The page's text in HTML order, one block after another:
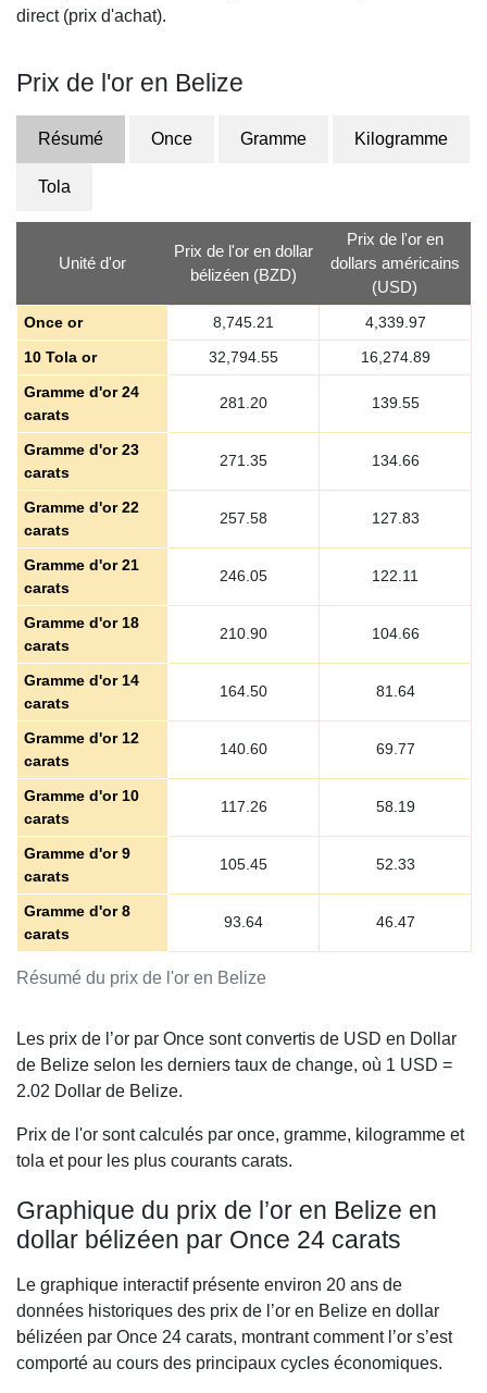
direct (prix d'achat).
Prix de l'or en Belize
Résumé Once Gramme Kilogramme
Tola
Résumé du prix de l'or en Belize
Unité d'or
Prix de l'or en dollar
bélizéen (BZD)
Prix de l'or en
dollars américains
(USD)
Once or 8,745.21
4,339.97
10 Tola or
32,794.55
16,274.89
Gramme d'or 24
carats
281.20 139.55
Gramme d'or 23
carats
271.35 134.66
Gramme d'or 22
carats
257.58 127.83
Gramme d'or 21
carats
246.05 122.11
Gramme d'or 18
carats
210.90 104.66
Gramme d'or 14
carats
164.50 81.64
Gramme d'or 12
carats
140.60 69.77
Gramme d'or 10
carats
117.26 58.19
Gramme d'or 9
carats
105.45 52.33
Gramme d'or 8
carats
93.64 46.47
Les prix de l’or par Once sont convertis de USD en Dollar
de Belize selon les derniers taux de change, où 1 USD =
2.02 Dollar de Belize.
Prix de l'or sont calculés par once, gramme, kilogramme et
tola et pour les plus courants carats.
Graphique du prix de l’or en Belize en
dollar bélizéen par Once 24 carats
Le graphique interactif présente environ 20 ans de
données historiques des prix de l’or en Belize en dollar
bélizéen par Once 24 carats, montrant comment l’or s’est
comporté au cours des principaux cycles économiques.